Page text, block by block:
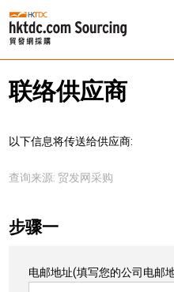
联络供应商
以下信息将传送给供应商:
查询来源: 贸发网采购
步骤一
电邮地址(填写您的公司电邮